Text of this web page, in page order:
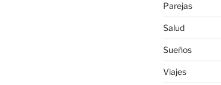
Parejas
Salud
Sueños
Viajes